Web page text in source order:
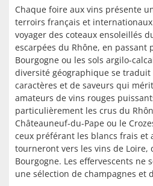
Chaque foire aux vins présente
terroirs français et
voyager des coteaux ensoleillés
escarpées du Rhône, en passant
Bourgogne ou les sols argilo-
diversité géographique se
caractères et de saveurs qui
amateurs de vins rouges
particulièrement les crus du
Châteauneuf-du-Pape ou le
ceux préférant les blancs frais et
tourneront vers les vins de Loire,
Bourgogne. Les effervescents ne
une sélection de champagnes et